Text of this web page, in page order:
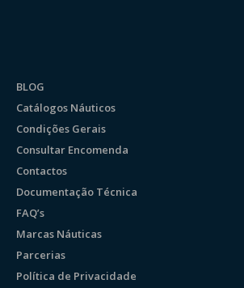
BLOG
Catálogos Náuticos
Condições Gerais
Consultar Encomenda
Contactos
Documentação Técnica
FAQ’s
Marcas Náuticas
Parcerias
Política de Privacidade